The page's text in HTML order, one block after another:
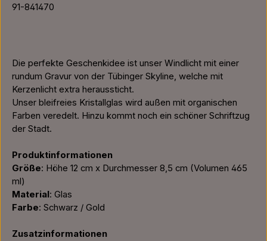
91-841470
Die perfekte Geschenkidee ist unser Windlicht mit einer
rundum Gravur von der Tübinger Skyline, welche mit
Kerzenlicht extra heraussticht.
Unser bleifreies Kristallglas wird außen mit organischen
Farben veredelt. Hinzu kommt noch ein schöner Schriftzug
der Stadt.
Produktinformationen
Größe: Höhe 12 cm x Durchmesser 8,5 cm (Volumen 465
ml)
Material: Glas
Farbe: Schwarz / Gold
Zusatzinformationen